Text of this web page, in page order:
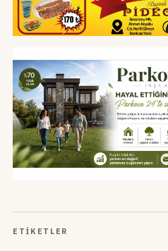
ETIKETLER